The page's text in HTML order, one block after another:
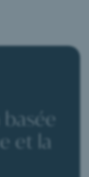
et la